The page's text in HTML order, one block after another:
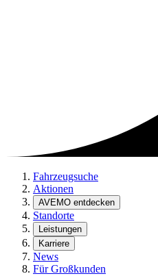
Fahrzeugsuche
Aktionen
AVEMO entdecken
Standorte
Leistungen
Karriere
News
Für Großkunden